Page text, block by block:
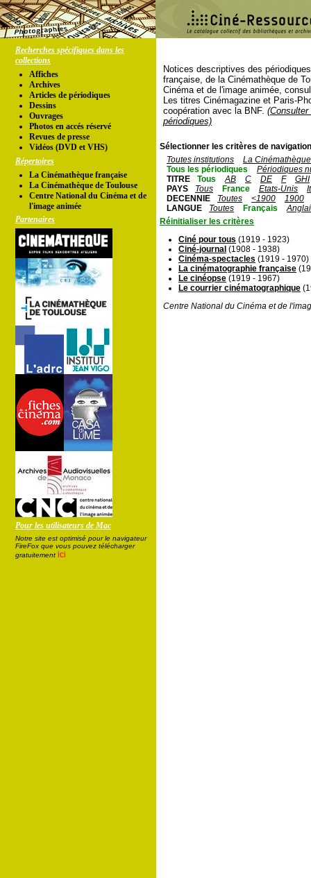
Recherches spécifiques dans les
collections
Affiches
Archives
Articles de périodiques
Dessins
Ouvrages
Photos en accés réservé
Revues de presse
Vidéos (DVD et VHS)
Répertoires
La Cinémathèque française
La Cinémathèque de Toulouse
Centre National du Cinéma et de
l'image animée
Partenaires
Pour les utilisateurs de Mac
Notre site est optimisé pour le navigateur
FireFox que vous pouvez télécharger
gratuitement ici
Notices descriptives des
française, de la Cinémathèque de
Cinéma et de l'image animée,
Les titres Cinémagazine et Paris-
coopération avec la BNF.
périodiques)
Sélectionner les critères de
Toutes institutions
La
Tous les périodiques
Périodiques
TITRE
Tous AB C DE F
GHI
PAYS
Tous France Etats-Unis
DECENNIE
Toutes <1900
1900
LANGUE
Toutes Français
Réinitialiser les critères
Ciné pour tous (1919 - 1923)
Ciné-journal (1908 - 1938)
Cinéma-spectacles (1919 - 1970)
La cinématographie française
Le cinéopse (1919 - 1967)
Le courrier cinématographique
Centre National du Cinéma et de